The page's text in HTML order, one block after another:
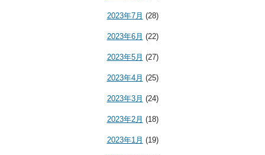
2023年7月 (28)
2023年6月 (22)
2023年5月 (27)
2023年4月 (25)
2023年3月 (24)
2023年2月 (18)
2023年1月 (19)